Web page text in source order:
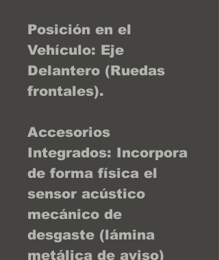
Posición en el
Vehículo: Eje
Delantero (Ruedas
frontales).
Accesorios
Integrados: Incorpora
de forma física el
sensor acústico
mecánico de
desgaste (lámina
metálica de aviso)